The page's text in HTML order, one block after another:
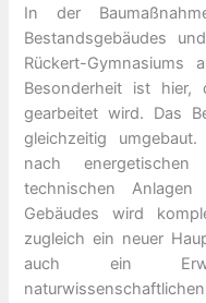
In der
Bestandsgebäudes
Rückert-Gymnasiums
Besonderheit ist hier,
gearbeitet wird. Das
gleichzeitig
nach
technischen
Gebäudes wird
zugleich ein neuer
auch ein